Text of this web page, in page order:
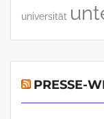
universität
PRESSE-